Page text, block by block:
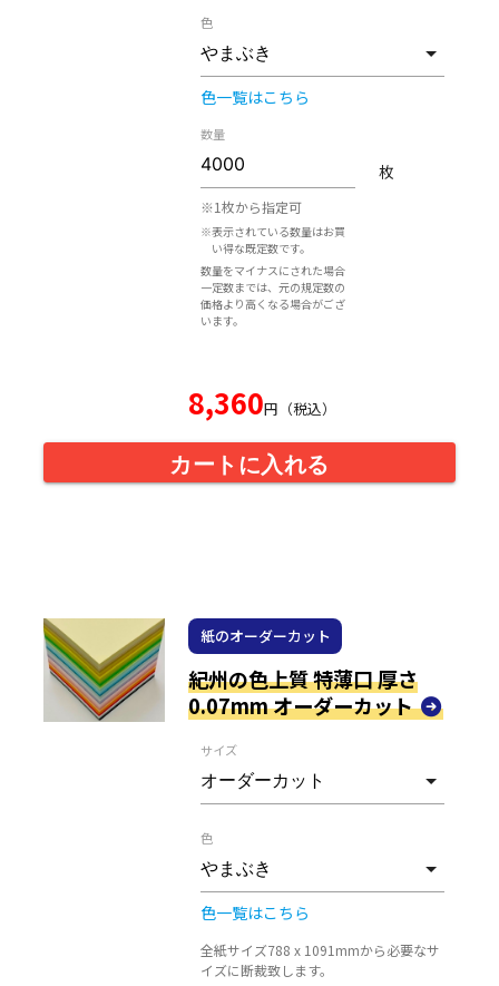
色
色一覧はこちら
数量
※1枚から指定可
※表示されている数量はお買
い得な既定数です。
数量をマイナスにされた場合
一定数までは、元の規定数の
価格より高くなる場合がござ
います。
枚
8,360円（税込）
カートに入れる
紙のオーダーカット
紀州の色上質 特薄口 厚さ
0.07mm オーダーカット
サイズ
色
色一覧はこちら
全紙サイズ788 x 1091mmから必要なサ
イズに断裁致します。